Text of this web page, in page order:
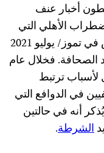
أخبار عنف
الأهلي التي
يوليو 2021
الصحافة. فخلال عام
ترتبط
في الدوافع التي
أنه في حالتين
الشرطة.